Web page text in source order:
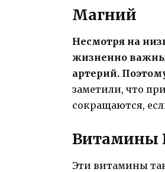
Магний
Несмотря на
жизненно
артерий.
заметили, что
сокращаются,
Витамины
Эти витамины